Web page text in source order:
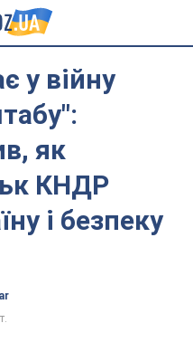
у війну
як
КНДР
і безпеку